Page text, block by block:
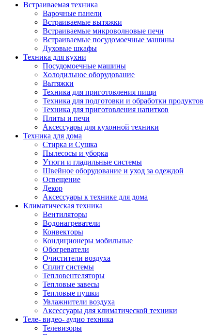
Встраиваемая техника
Варочные панели
Встраиваемые вытяжки
Встраиваемые микроволновые печи
Встраиваемые посудомоечные машины
Духовые шкафы
Техника для кухни
Посудомоечные машины
Холодильное оборудование
Вытяжки
Техника для приготовления пищи
Техника для подготовки и обработки продуктов
Техника для приготовления напитков
Плиты и печи
Аксессуары для кухонной техники
Техника для дома
Стирка и Сушка
Пылесосы и уборка
Утюги и гладильные системы
Швейное оборудование и уход за одеждой
Освещение
Декор
Аксессуары к технике для дома
Климатическая техника
Вентиляторы
Водонагреватели
Конвекторы
Кондиционеры мобильные
Обогреватели
Очистители воздуха
Сплит системы
Тепловентеляторы
Тепловые завесы
Тепловые пушки
Увлажнители воздуха
Аксессуары для климатической техники
Теле- видео- аудио техника
Телевизоры